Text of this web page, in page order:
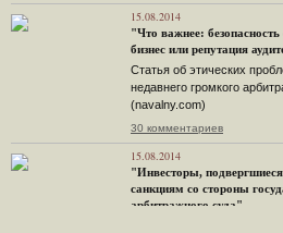
15.08.2014
"Что важнее:
бизнес или репутация
Статья об этических
недавнего громкого
(navalny.com)
30 комментариев
15.08.2014
"Инвесторы,
санкциям со стороны
арбитражного суда"
Швейцарская газета